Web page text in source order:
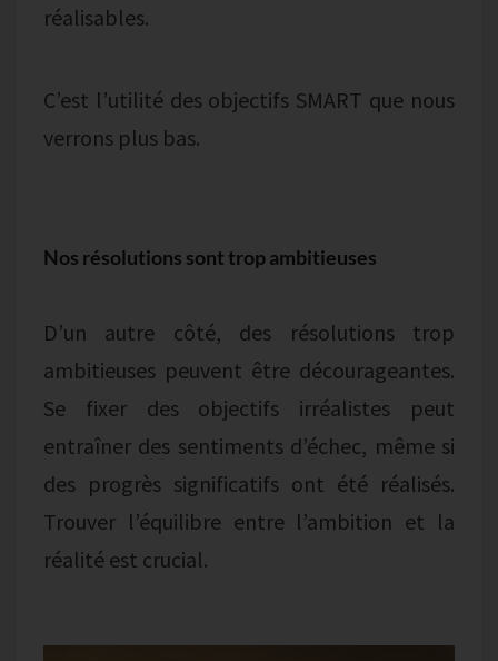
réalisables.
C’est l’utilité des objectifs SMART que nous
verrons plus bas.
Nos résolutions sont trop ambitieuses
D’un autre côté, des résolutions trop
ambitieuses peuvent être décourageantes.
Se fixer des objectifs irréalistes peut
entraîner des sentiments d’échec, même si
des progrès significatifs ont été réalisés.
Trouver l’équilibre entre l’ambition et la
réalité est crucial.